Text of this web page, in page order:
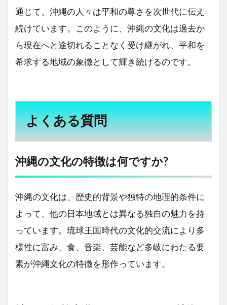
通じて、沖縄の人々は平和の尊さを次世代に伝え
続けています。このように、沖縄の文化は過去か
ら現在へと途切れることなく受け継がれ、平和を
希求する地域の象徴として輝き続けるのです。
よくある質問
沖縄の文化の特徴は何ですか?
沖縄の文化は、歴史的背景や独特の地理的条件に
よって、他の日本地域とは異なる独自の魅力を持
っています。琉球王国時代の文化的交流により多
様性に富み、食、音楽、芸能など多岐にわたる要
素が沖縄文化の特徴を形作っています。